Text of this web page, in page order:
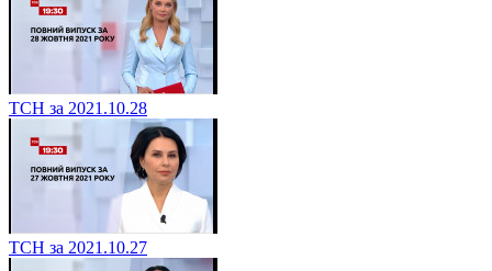
ТСН за 2021.10.28
ТСН за 2021.10.27